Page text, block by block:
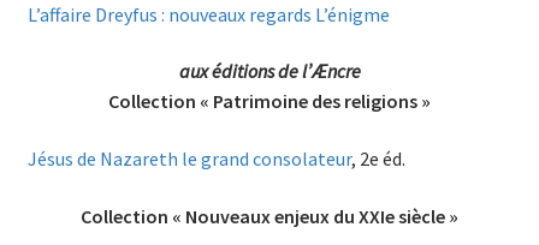
L’affaire Dreyfus : nouveaux regards L’énigme
aux éditions de l’Æncre
Collection « Patrimoine des religions »
Jésus de Nazareth le grand consolateur, 2e éd.
Collection « Nouveaux enjeux du XXIe siècle »